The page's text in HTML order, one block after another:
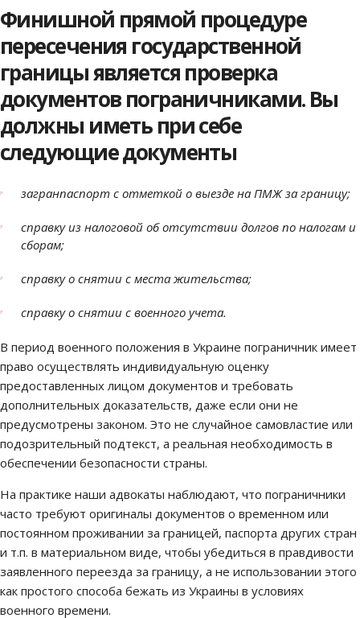
Финишной прямой процедуре
пересечения государственной
границы является проверка
документов пограничниками. Вы
должны иметь при себе
следующие документы
загранпаспорт с отметкой о выезде на ПМЖ за границу;
справку из налоговой об отсутствии долгов по налогам и
сборам;
справку о снятии с места жительства;
справку о снятии с военного учета.
В период военного положения в Украине пограничник имеет
право осуществлять индивидуальную оценку
предоставленных лицом документов и требовать
дополнительных доказательств, даже если они не
предусмотрены законом. Это не случайное самовластие или
подозрительный подтекст, а реальная необходимость в
обеспечении безопасности страны.
На практике наши адвокаты наблюдают, что пограничники
часто требуют оригиналы документов о временном или
постоянном проживании за границей, паспорта других стран
и т.п. в материальном виде, чтобы убедиться в правдивости
заявленного переезда за границу, а не использовании этого
как простого способа бежать из Украины в условиях
военного времени.